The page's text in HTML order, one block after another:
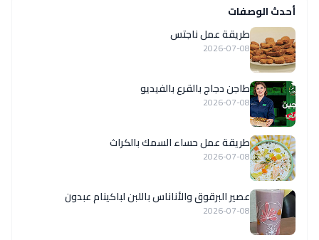
أحدث الوصفات
طريقة عمل ناجتس
2026-07-08
طاجن دجاج بالقرع بالفيديو
2026-07-08
طريقة عمل حساء السمك بالكراث
2026-07-08
عصير البرقوق والأناناس باللبن لباكينام عبدون
2026-07-08